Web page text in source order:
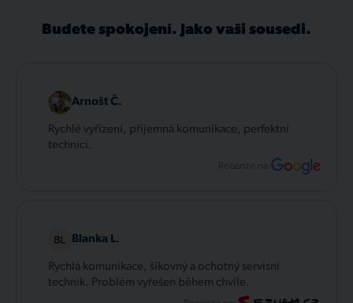
Budete spokojení. Jako vaši sousedi.
Arnošt Č.
Rychlé vyřízení, příjemná komunikace, perfektní
technici.
Recenze na:
Blanka L.
Rychlá komunikace, šikovný a ochotný servisní
technik. Problém vyřešen během chvíle.